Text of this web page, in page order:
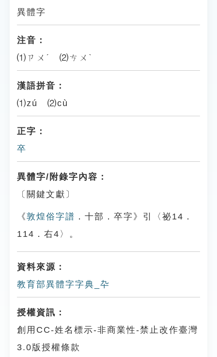
異體字
注音：
⑴ㄗㄨˊ ⑵ㄘㄨˋ
漢語拼音：
⑴zú ⑵cù
正字：
卒
異體字/附錄字內容：
〔關鍵文獻〕
《敦煌俗字譜 ．十部．卒字》引〈祕14．
114．右4〉。
資料來源：
教育部異體字字典_卆
授權資訊：
創用CC-姓名標示-非商業性-禁止改作臺灣
3.0版授權條款